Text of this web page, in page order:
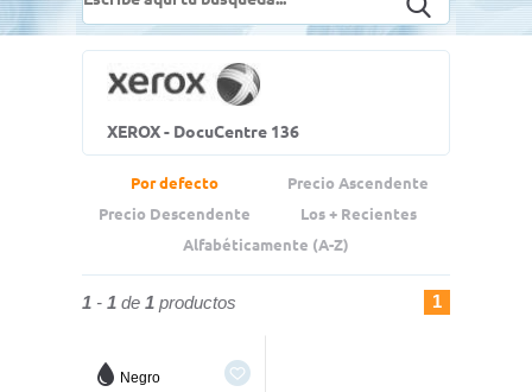
XEROX - DocuCentre 136
Por defecto
Precio Ascendente
Precio Descendente
Los + Recientes
Alfabéticamente (A-Z)
1 - 1 de 1 productos 1
Negro